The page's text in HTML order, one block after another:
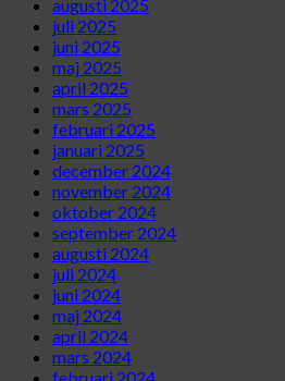
augusti 2025
juli 2025
juni 2025
maj 2025
april 2025
mars 2025
februari 2025
januari 2025
december 2024
november 2024
oktober 2024
september 2024
augusti 2024
juli 2024
juni 2024
maj 2024
april 2024
mars 2024